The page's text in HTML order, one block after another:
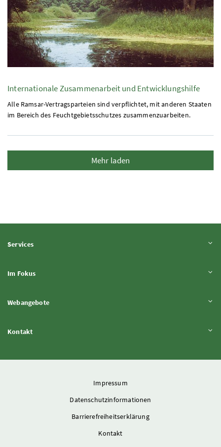
Internationale Zusammenarbeit und Entwicklungshilfe
Alle Ramsar-Vertragsparteien sind verpflichtet, mit anderen Staaten
im Bereich des Feuchtgebietsschutzes zusammenzuarbeiten.
Mehr laden
ServicesInhalt aufklappen
Im FokusInhalt aufklappen
WebangeboteInhalt aufklappen
KontaktInhalt aufklappen
Impressum
Datenschutzinformationen
Barrierefreiheitserklärung
Kontakt